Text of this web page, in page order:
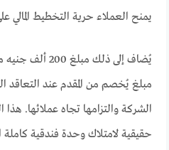
يمنح العملاء حرية التخطيط
مبلغ يُخصم من المقدم عند
الشركة والتزامها تجاه عملائها.
حقيقية لامتلاك وحدة فندقية